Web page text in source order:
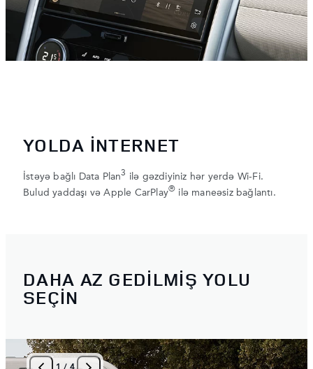
YOLDA İNTERNET
İstəyə bağlı Data Plan3 ilə gəzdiyiniz hər yerdə Wi-Fi.
Bulud yaddaşı və Apple CarPlay® ilə maneəsiz bağlantı.
DAHA AZ GEDİLMİŞ YOLU
SEÇİN